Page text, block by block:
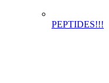
PEPTIDES!!!